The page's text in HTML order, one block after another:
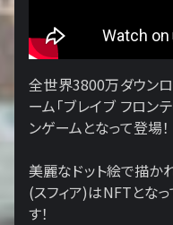
全世界3800万ダウン
ーム「ブレイブ フロン
ンゲームとなって登場！
美麗なドット絵で描か
(スフィア)はNFTとなっ
す！